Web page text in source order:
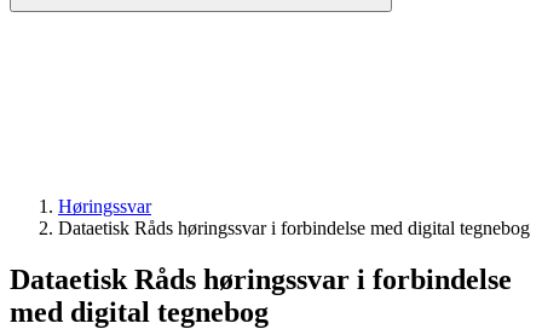
Høringssvar
Dataetisk Råds høringssvar i forbindelse med digital tegnebog
Dataetisk Råds høringssvar i forbindelse
med digital tegnebog